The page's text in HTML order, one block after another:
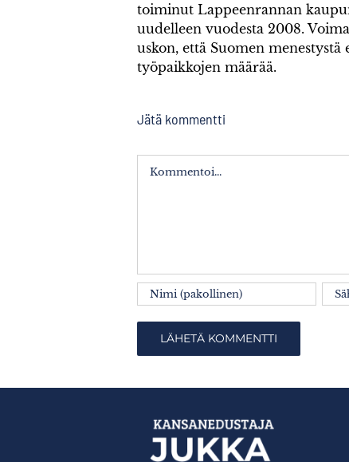
toiminut Lappeenrannan
uudelleen vuodesta 2008.
uskon, että Suomen
työpaikkojen määrää.
Jätä kommentti
Kommentti